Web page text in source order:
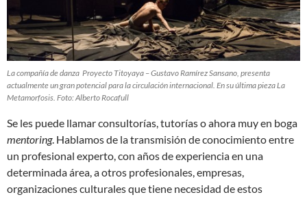
La compañía de danza Proyecto Titoyaya – Gustavo Ramírez Sansano, presenta
actualmente un gran potencial para la circulación internacional. En su última pieza La
Metamorfosis. Foto: Alberto Rocafull
Se les puede llamar consultorías, tutorías o ahora muy en boga
mentoring. Hablamos de la transmisión de conocimiento entre
un profesional experto, con años de experiencia en una
determinada área, a otros profesionales, empresas,
organizaciones culturales que tiene necesidad de estos